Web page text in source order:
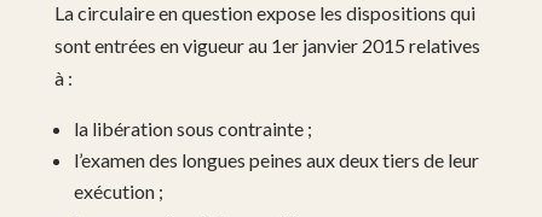
La circulaire en question expose les dispositions qui
sont entrées en vigueur au 1er janvier 2015 relatives
à :
la libération sous contrainte ;
l’examen des longues peines aux deux tiers de leur
exécution ;